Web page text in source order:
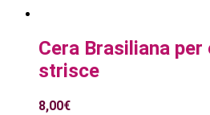
Cera Brasiliana
strisce
8,00€